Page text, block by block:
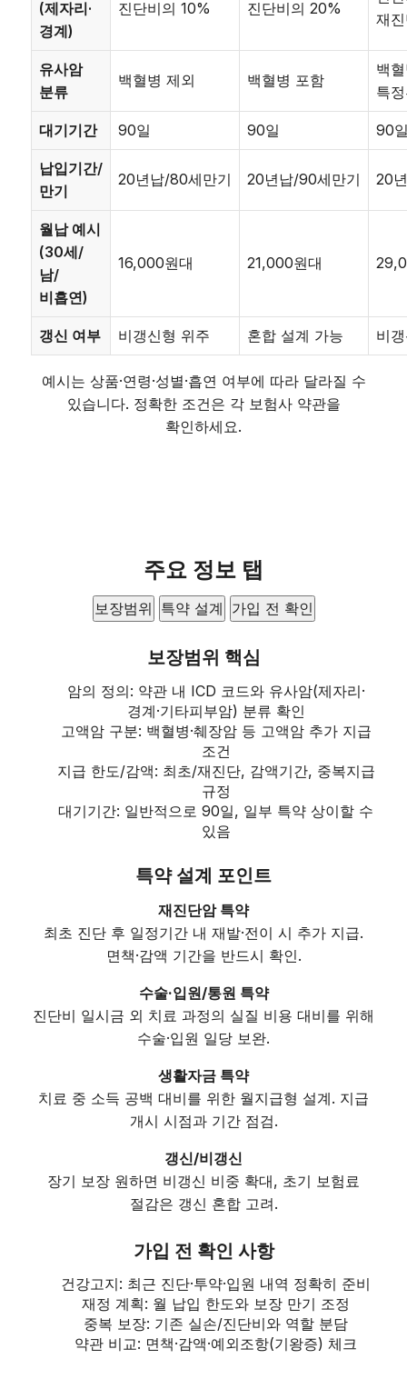
(제자리·
경계)
진단비의 10% 진단비의 20%
재
유사암
분류
백혈병 제외 백혈병 포함
백
특
대기기간 90일 90일 90
납입기간/
만기
20년납/80세만기 20년납/90세만기 20
월납 예시
(30세/
남/
비흡연)
16,000원대 21,000원대
갱신 여부 비갱신형 위주 혼합 설계 가능 비
예시는 상품·연령·성별·흡연 여부에 따라 달라질 수
있습니다. 정확한 조건은 각 보험사 약관을
확인하세요.
주요 정보 탭
보장범위 특약 설계 가입 전 확인
보장범위 핵심
암의 정의: 약관 내 ICD 코드와 유사암(제자리·
경계·기타피부암) 분류 확인
고액암 구분: 백혈병·췌장암 등 고액암 추가 지급
조건
지급 한도/감액: 최초/재진단, 감액기간, 중복지급
규정
대기기간: 일반적으로 90일, 일부 특약 상이할 수
있음
특약 설계 포인트
재진단암 특약
최초 진단 후 일정기간 내 재발·전이 시 추가 지급.
면책·감액 기간을 반드시 확인.
수술·입원/통원 특약
진단비 일시금 외 치료 과정의 실질 비용 대비를 위해
수술·입원 일당 보완.
생활자금 특약
치료 중 소득 공백 대비를 위한 월지급형 설계. 지급
개시 시점과 기간 점검.
갱신/비갱신
장기 보장 원하면 비갱신 비중 확대, 초기 보험료
절감은 갱신 혼합 고려.
가입 전 확인 사항
건강고지: 최근 진단·투약·입원 내역 정확히 준비
재정 계획: 월 납입 한도와 보장 만기 조정
중복 보장: 기존 실손/진단비와 역할 분담
약관 비교: 면책·감액·예외조항(기왕증) 체크